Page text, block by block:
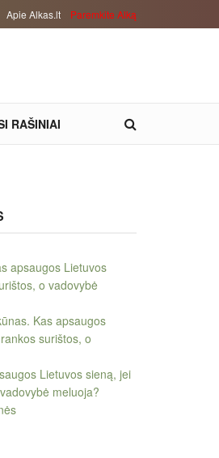
Apie Alkas.lt Paremkite Alką
RAŠINIAI
apsaugos Lietuvos
o vadovybė
Kas apsaugos
surištos, o
Lietuvos sieną, jei
meluoja?